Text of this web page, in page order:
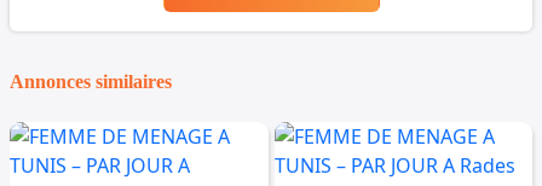
Annonces similaires